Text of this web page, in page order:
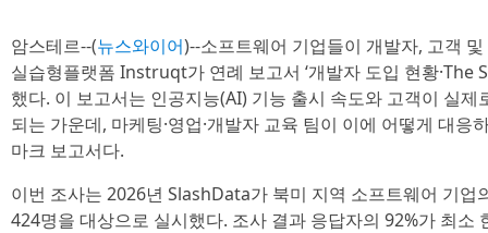
암스테르--(뉴스와이어)--소프트웨어 기업들이 개발자, 고객
실습형플랫폼 Instruqt가 연례 보고서 ‘개발자 도입 현황
했다. 이 보고서는 인공지능(AI) 기능 출시 속도와 고객이 실
되는 가운데, 마케팅·영업·개발자 교육 팀이 이에 어떻게 대
마크 보고서다.
이번 조사는 2026년 SlashData가 북미 지역 소프트웨어 기업
424명을 대상으로 실시했다. 조사 결과 응답자의 92%가 최소